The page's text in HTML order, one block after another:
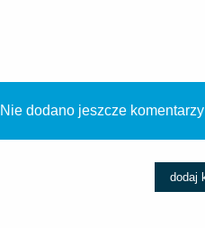
Nie dodano jeszcze
dodaj